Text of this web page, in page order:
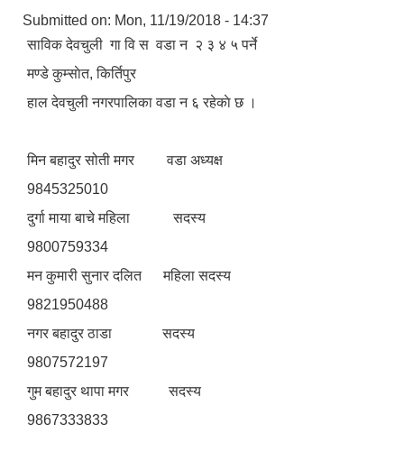
Submitted on: Mon, 11/19/2018 - 14:37
साविक देवचुली गा‍ वि स वडा न‌ २ ३ ४ ५ पर्ने
मण्डे कुम्साेत, किर्तिपुर
हाल देवचुली नगरपालिका वडा न‌‍ ६ रहेकाे छ ।
मिन बहादुर सोती मगर वडा अध्यक्ष
9845325010
दुर्गा माया बाचे महिला सदस्य
9800759334
मन कुमारी सुनार दलित महिला सदस्य
9821950488
नगर बहादुर ठाडा सदस्य
9807572197
गुम बहादुर थापा मगर सदस्य
9867333833